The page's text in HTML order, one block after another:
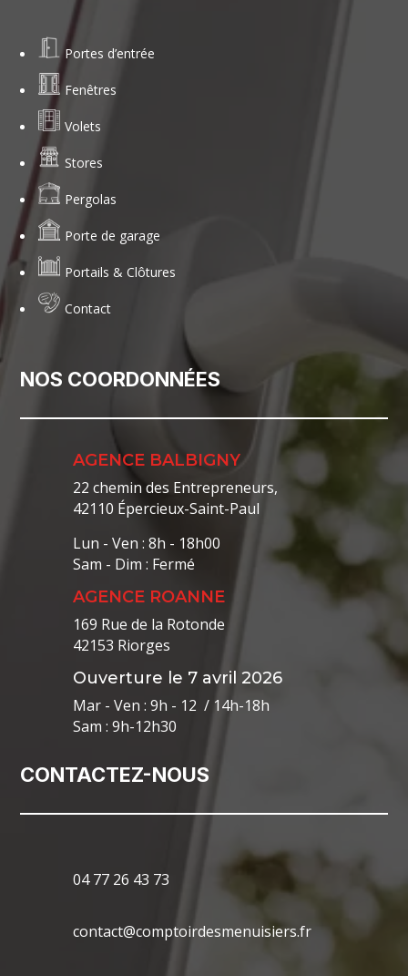
Portes d’entrée
Fenêtres
Volets
Stores
Pergolas
Porte de garage
Portails & Clôtures
Contact
NOS COORDONNÉES
AGENCE BALBIGNY
22 chemin des Entrepreneurs,
42110 Épercieux-Saint-Paul
Lun - Ven : 8h - 18h00
Sam - Dim : Fermé
AGENCE ROANNE
169 Rue de la Rotonde
42153 Riorges
Ouverture le 7 avril 2026
Mar - Ven : 9h - 12 / 14h-18h
Sam : 9h-12h30
CONTACTEZ-NOUS
04 77 26 43 73
contact@comptoirdesmenuisiers.fr